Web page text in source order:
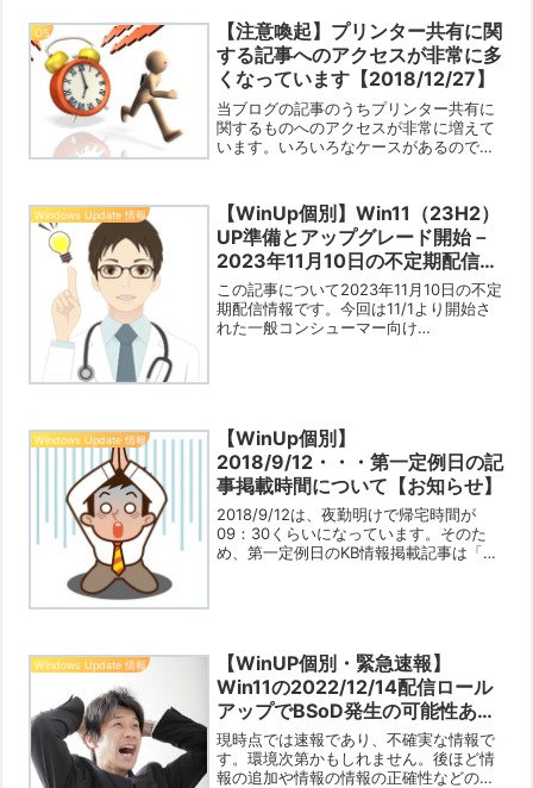
OS
【注意喚起】プリンター共有に関
する記事へのアクセスが非常に多
くなっています【2018/12/27】
当ブログの記事のうちプリンター共有に
関するものへのアクセスが非常に増えて
います。いろいろなケースがあるのです
Win10では「明示的に通常使用するプリ
ンターを指定」してい...
Windows Update 情報
【WinUp個別】Win11（23H2）
UP準備とアップグレード開始－
2023年11月10日の不定期配信
【2023/11/10】
この記事について2023年11月10日の不定
期配信情報です。今回は11/1より開始さ
れた一般コンシューマー向け
Windows Update 情報
【WinUp個別】
2018/9/12・・・第一定例日の記
事掲載時間について【お知らせ】
2018/9/12は、夜勤明けで帰宅時間が
09：30くらいになっています。そのた
め、第一定例日のKB情報掲載記事は「正
Windows Update 情報
【WinUP個別・緊急速報】
Win11の2022/12/14配信ロール
アップでBSoD発生の可能性あり
【2022/12/14】
現時点では速報であり、不確実な情報で
す。環境次第かもしれません。後ほど情
報の追加や情報の情報の正確性などの報